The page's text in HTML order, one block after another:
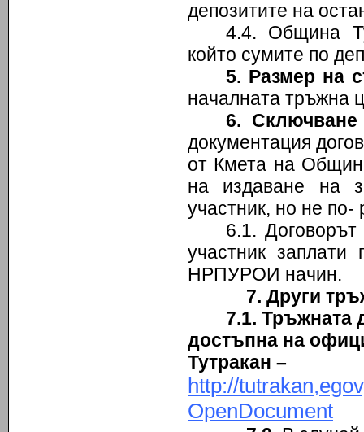
депозитите на
4.4. Община
който сумите по
5. Размер на
началната тръжна
6.
документация
от Кмета на
на издаване на
участник, но не по-
6.1.
участник
НРПУРОИ начин.
7. Други
7.1. Тръжната
достъпна на
Тутракан –
http://
OpenDocument